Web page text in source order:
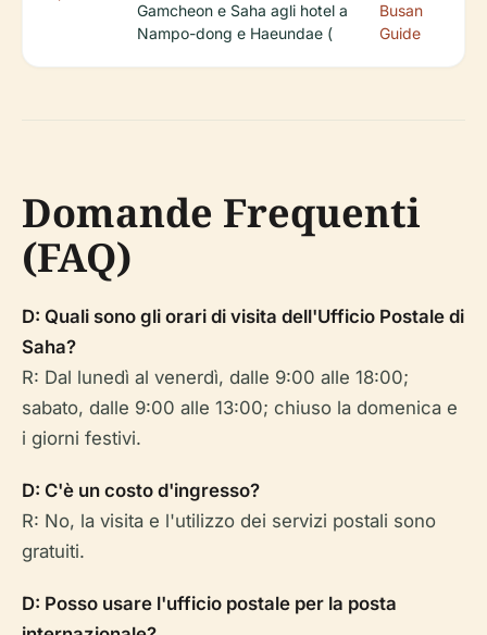
Gamcheon e Saha agli hotel a
Nampo-dong e Haeundae (
Busan
Guide
Domande Frequenti
(FAQ)
D: Quali sono gli orari di visita dell'Ufficio Postale di
Saha?
R: Dal lunedì al venerdì, dalle 9:00 alle 18:00;
sabato, dalle 9:00 alle 13:00; chiuso la domenica e
i giorni festivi.
D: C'è un costo d'ingresso?
R: No, la visita e l'utilizzo dei servizi postali sono
gratuiti.
D: Posso usare l'ufficio postale per la posta